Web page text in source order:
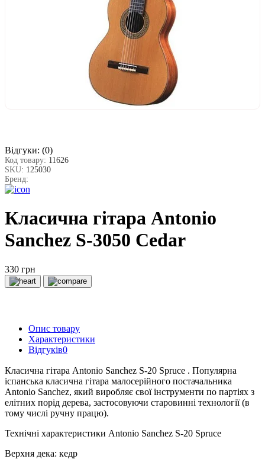
Відгуки: (0)
Код товару: 11626
SKU: 125030
Бренд:
Класична гітара Antonio
Sanchez S-3050 Cedar
330 грн
Опис товару
Характеристики
Відгуків0
Класична гітара Antonio Sanchez S-20 Spruce . Популярна
іспанська класична гітара малосерійного постачальника
Antonio Sanchez, який виробляє свої інструменти по партіях з
елітних порід дерева, застосовуючи старовинні технології (в
тому числі ручну працю).
Технічні характеристики Antonio Sanchez S-20 Spruce
Верхня дека: кедр